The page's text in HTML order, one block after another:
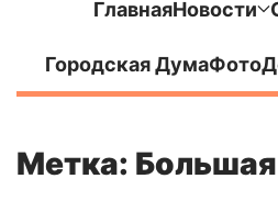
ГлавнаяНовости
Городская ДумаФото
Метка: